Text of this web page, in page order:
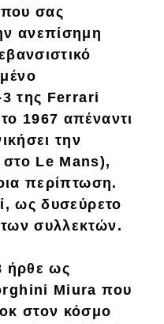
σας
ανεπίσημη
3 της Ferrari
1967 απέναντι
την
Le Mans),
περίπτωση.
ωςδυσεύρετο
συλλεκτών.
ήρθε ως
Miura που
στον κόσμο